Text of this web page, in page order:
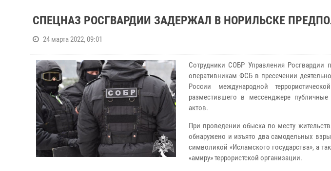
СПЕЦНАЗ РОСГВАРДИИ ЗАДЕРЖАЛ В НОРИЛЬСКЕ
24 марта 2022, 09:01
Сотрудники СОБР Управления Росгвардии
оперативникам ФСБ в пресечении
России международной
разместившего в мессенджере
актов.
При проведении обыска по месту
обнаружено и изъято два самодельных
символикой «Исламского государства», а
«амиру» террористской организации.